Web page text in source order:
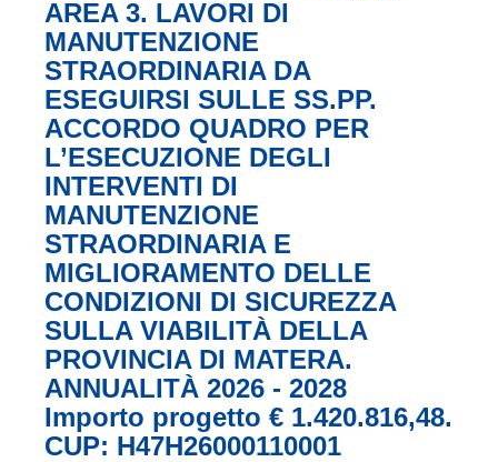
AREA 3. LAVORI DI
MANUTENZIONE
STRAORDINARIA DA
ESEGUIRSI SULLE SS.PP.
ACCORDO QUADRO PER
L’ESECUZIONE DEGLI
INTERVENTI DI
MANUTENZIONE
STRAORDINARIA E
MIGLIORAMENTO DELLE
CONDIZIONI DI SICUREZZA
SULLA VIABILITÀ DELLA
PROVINCIA DI MATERA.
ANNUALITÀ 2026 - 2028
Importo progetto € 1.420.816,48.
CUP: H47H26000110001